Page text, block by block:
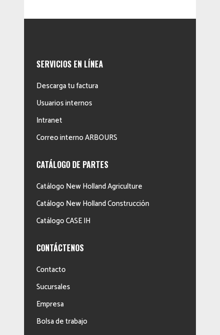
SERVICIOS EN LÍNEA
Descarga tu factura
Usuarios internos
Intranet
Correo interno ARBOURS
CATÁLOGO DE PARTES
Catálogo New Holland Agriculture
Catálogo New Holland Construcción
Catálogo CASE IH
CONTÁCTENOS
Contacto
Sucursales
Empresa
Bolsa de trabajo